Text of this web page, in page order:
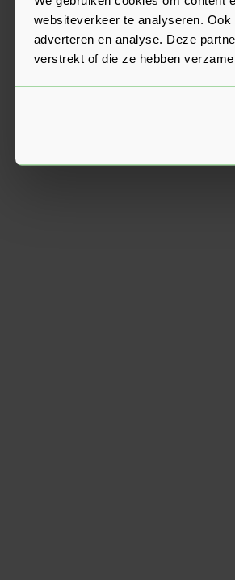
websiteverkeer te analyseren.
adverteren en analyse. Deze
verstrekt of die ze hebben